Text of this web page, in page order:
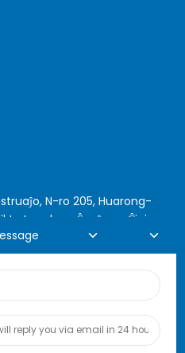
N-ro 205, Huarong-
Longhua, Ŝenĵeno, Ĉinio